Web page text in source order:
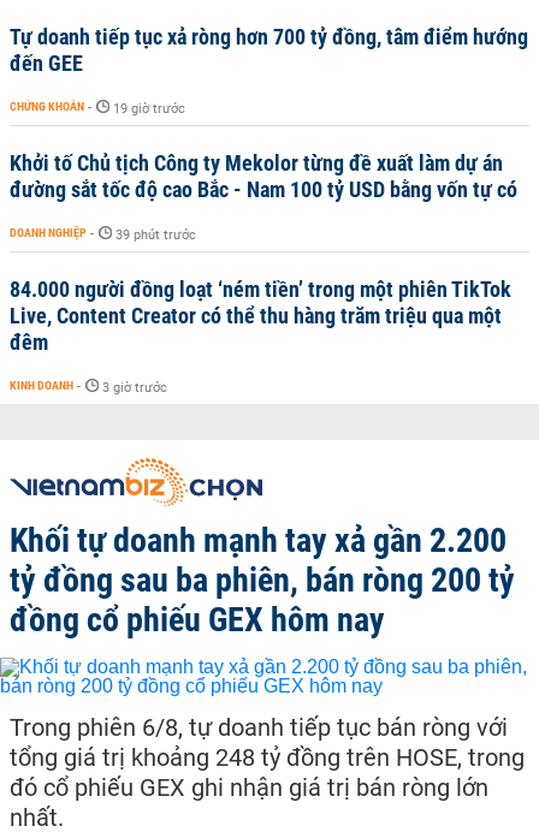
Tự doanh tiếp tục xả ròng hơn 700 tỷ đồng, tâm điểm hướng
đến GEE
CHỨNG KHOÁN - 19 giờ trước
Khởi tố Chủ tịch Công ty Mekolor từng đề xuất làm dự án
đường sắt tốc độ cao Bắc - Nam 100 tỷ USD bằng vốn tự có
DOANH NGHIỆP - 39 phút trước
84.000 người đồng loạt ‘ném tiền’ trong một phiên TikTok
Live, Content Creator có thể thu hàng trăm triệu qua một
đêm
KINH DOANH - 3 giờ trước
Khối tự doanh mạnh tay xả gần 2.200
tỷ đồng sau ba phiên, bán ròng 200 tỷ
đồng cổ phiếu GEX hôm nay
Trong phiên 6/8, tự doanh tiếp tục bán ròng với
tổng giá trị khoảng 248 tỷ đồng trên HOSE, trong
đó cổ phiếu GEX ghi nhận giá trị bán ròng lớn
nhất.